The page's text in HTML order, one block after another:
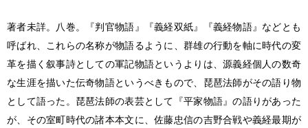
著者未詳。八巻。『判官物語』『義経双紙』『義経物語』などとも
呼ばれ、これらの名称が物語るように、群雄の行動を軸に時代の変
革を描く叙事詩としての軍記物語というよりは、源義経個人の数奇
な生涯を描いた伝奇物語というべきもので、琵琶法師がその語り物
として語った。琵琶法師の表芸として『平家物語』の語りがあった
が、その室町時代の諸本本文に、佐藤忠信の吉野合戦や義経最期が